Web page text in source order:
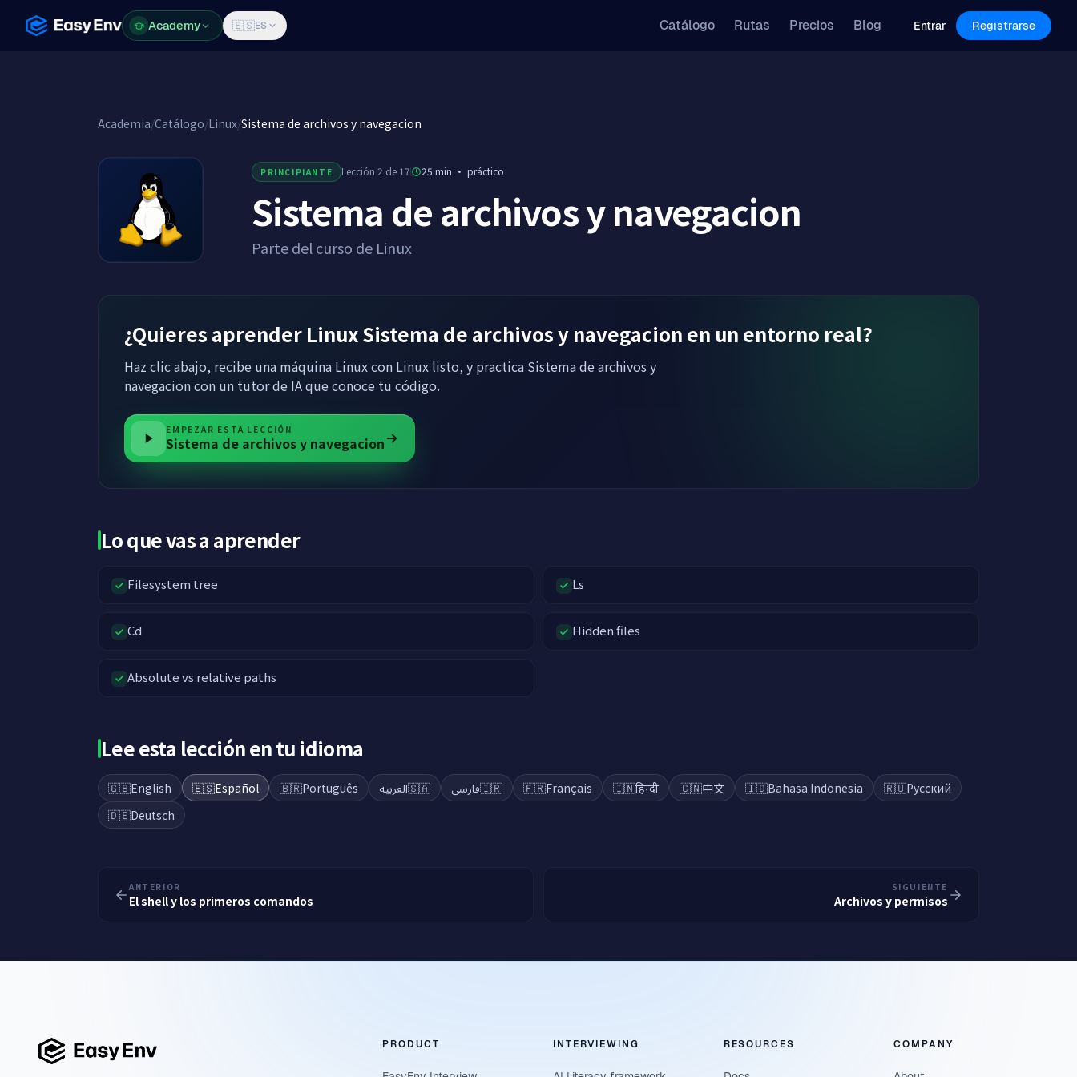
Academy Features Pricing Blog Log in Sign Up
Academy 🇪🇸ES Catálogo Rutas Precios Blog Entrar Registrarse
Academia/Catálogo/Linux/Sistema de archivos y navegacion
PRINCIPIANTE Lección 2 de 17 25 min ·práctico
Sistema de archivos y navegacion
Parte del curso de Linux
¿Quieres aprender Linux Sistema de archivos y navegacion en un entorno real?
Haz clic abajo, recibe una máquina Linux con Linux listo, y practica Sistema de archivos y
navegacion con un tutor de IA que conoce tu código.
EMPEZAR ESTA LECCIÓN
Sistema de archivos y navegacion
Lo que vas a aprender
Filesystem tree Ls
Cd Hidden files
Absolute vs relative paths
Lee esta lección en tu idioma
🇬🇧English 🇪🇸Español 🇧🇷Português 🇸🇦العربية 🇮🇷فارسی 🇫🇷Français 🇮🇳हिन्दी 🇨🇳中文 🇮🇩Bahasa Indonesia 🇷🇺Русский
🇩🇪Deutsch
ANTERIOR
El shell y los primeros comandos
SIGUIENTE
Archivos y permisos
PRODUCT INTERVIEWING RESOURCES COMPANY